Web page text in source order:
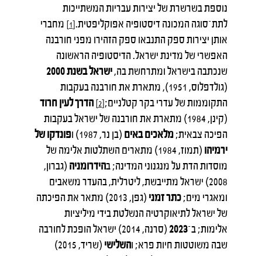
נוספת בשרשרת של יצירות עבריות המשתייכות
לתת־סוגה המכונה דיסטופיה אפוקליפטית.[1]
מחברי
אותן יצירות ספק התנבאו ספק הזהירו מפני חורבנה
האפשרי של מדינת ישראל. הדיסטופיה הראשונה
שנכתבה בישראל ומתרחשת בה,ישראל בשנת 2000
(גולדפלוס, 1951), מתארת את חורבנה בעקבות
התקוממות של עדרי בקר קטלניים;[2]
הדרך לעין חרוד
(קינן, 1984) מתארת את חורבנה של ישראל בעקבות
הפיכה צבאית;מלאכים באים (בן נר, 1987) ו
פונדקו של
ירמיהו
(תמוז, 1984) מתארים השתלטות אלימה של
מוסדות הדת על מנגנוני המדינה; בהידרומניה (גברון,
2008) ישראל מתייבשת, ליטרלית, בהעדר משאבים
ומאגרי מים;כתר זמני
(גפן, 2013) מתאר את הפיכתה
של ישראל לתיאוקרטיה הנשלטת בידי מיליציות
אלימות; ב־2023
(סרנה, 2014) ישראל הופכת לחורבה
שבה משוטטות חיות פרא; והשלישי
(שריד, 2015)